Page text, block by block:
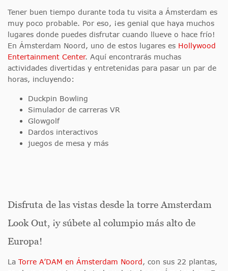
Tener buen tiempo durante toda tu visita a Ámsterdam es
muy poco probable. Por eso, ¡es genial que haya muchos
lugares donde puedes disfrutar cuando llueve o hace frío!
En Ámsterdam Noord, uno de estos lugares es Hollywood
Entertainment Center. Aquí encontrarás muchas
actividades divertidas y entretenidas para pasar un par de
horas, incluyendo:
Duckpin Bowling
Simulador de carreras VR
Glowgolf
Dardos interactivos
juegos de mesa y más
Disfruta de las vistas desde la torre Amsterdam
Look Out, ¡y súbete al columpio más alto de
Europa!
La Torre A’DAM en Ámsterdam Noord, con sus 22 plantas,